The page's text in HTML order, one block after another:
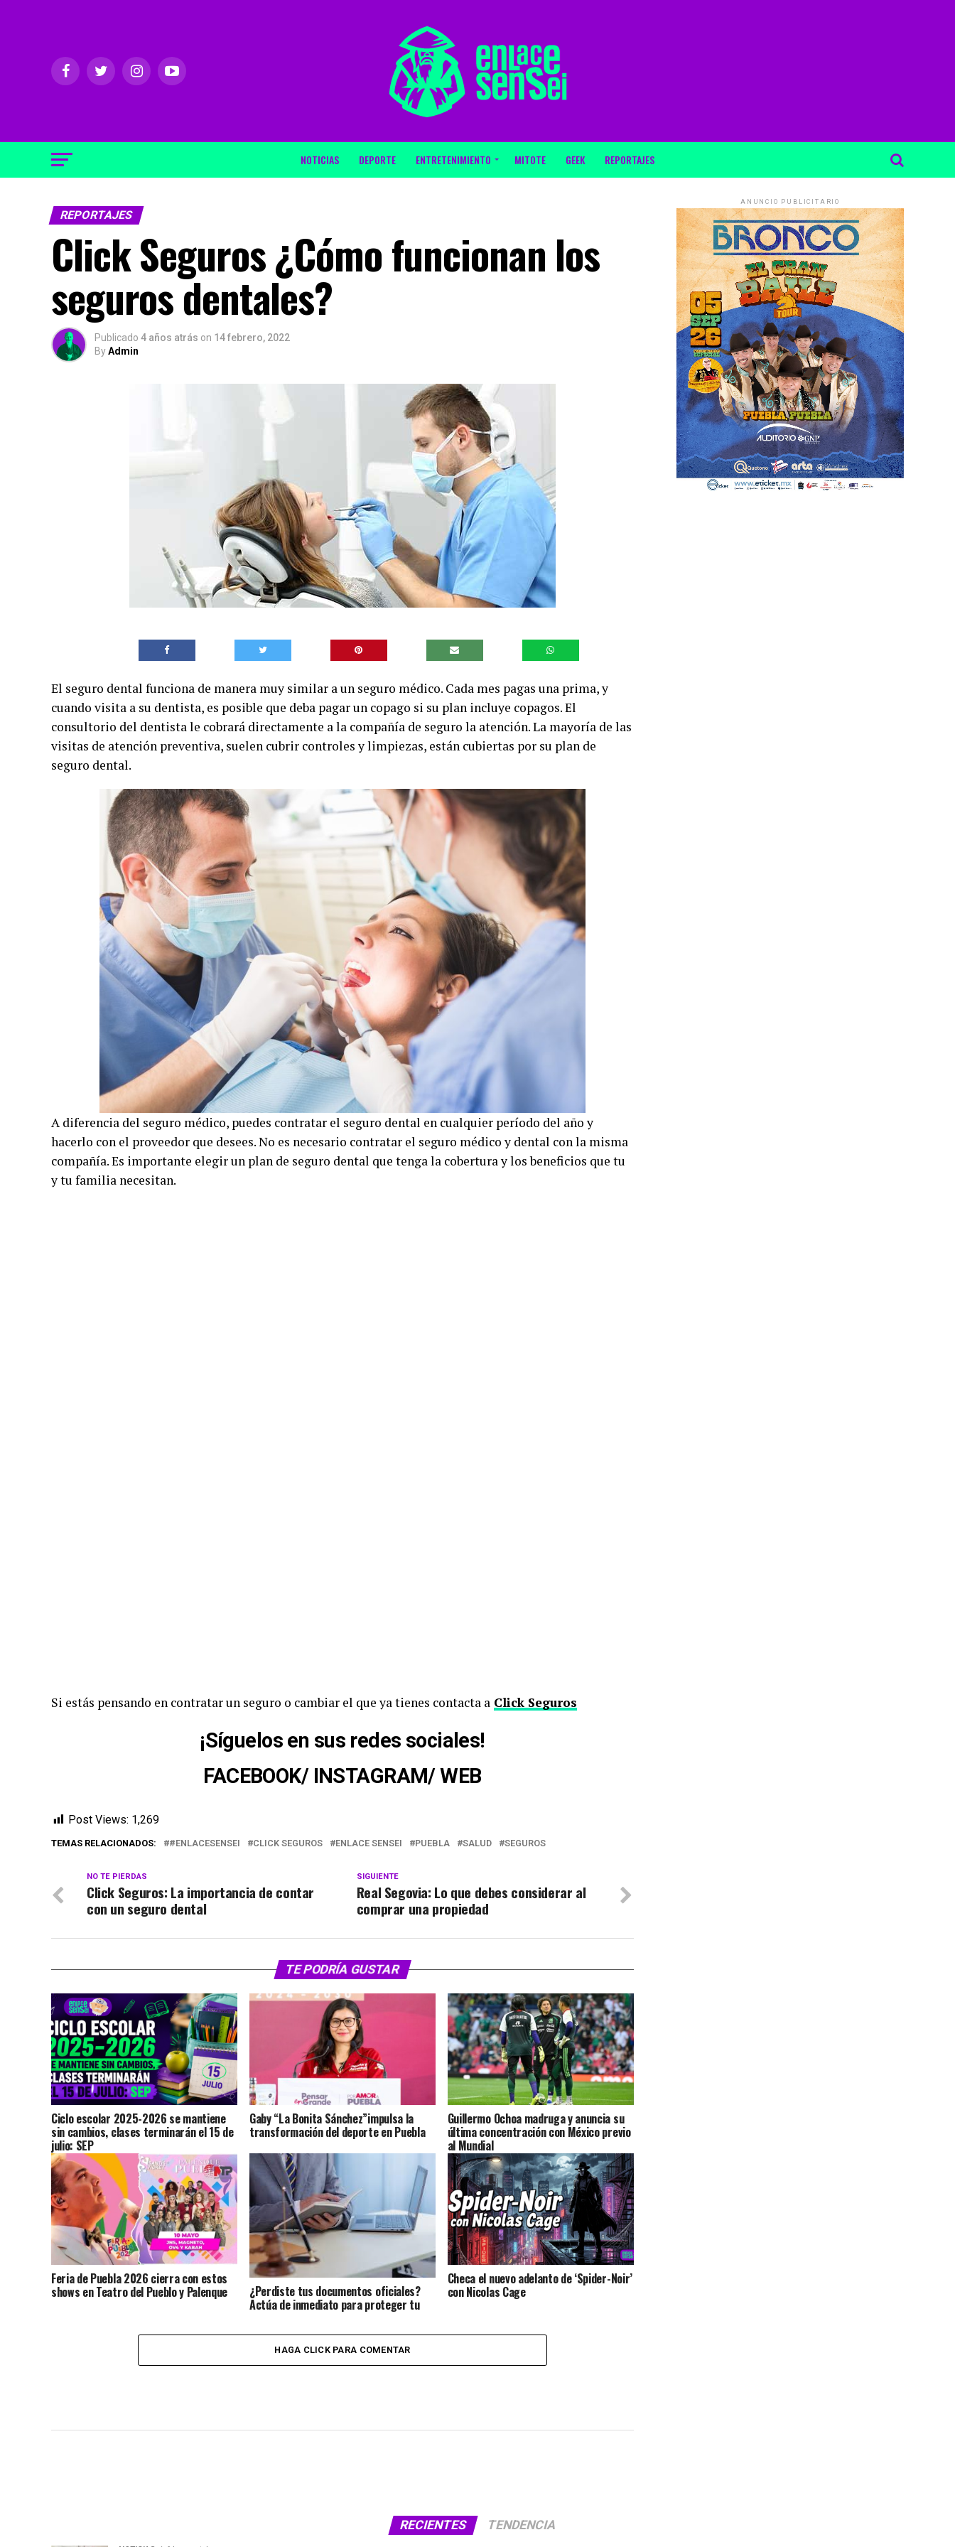
NOTICIAS DEPORTE ENTRETENIMIENTO MITOTE GEEK REPORTAJES
REPORTAJES
Click Seguros ¿Cómo funcionan los
seguros dentales?
Publicado 4 años atrás on 14 febrero, 2022
ByAdmin
El seguro dental funciona de manera muy similar a un seguro médico. Cada mes pagas una prima, y
cuando visita a su dentista, es posible que deba pagar un copago si su plan incluye copagos. El
consultorio del dentista le cobrará directamente a la compañía de seguro la atención. La mayoría de las
visitas de atención preventiva, suelen cubrir controles y limpiezas, están cubiertas por su plan de
seguro dental.
A diferencia del seguro médico, puedes contratar el seguro dental en cualquier período del año y
hacerlo con el proveedor que desees. No es necesario contratar el seguro médico y dental con la misma
compañía. Es importante elegir un plan de seguro dental que tenga la cobertura y los beneficios que tu
y tu familia necesitan.
Si estás pensando en contratar un seguro o cambiar el que ya tienes contacta a Click Seguros
¡Síguelos en sus redes sociales!
FACEBOOK/ INSTAGRAM/WEB
Post Views: 1,269
TEMAS RELACIONADOS: #ENLACESENSEI CLICK SEGUROS ENLACE SENSEI PUEBLA SALUD SEGUROS
SIGUIENTE
Real Segovia: Lo que debes considerar al
comprar una propiedad
NO TE PIERDAS
Click Seguros: La importancia de contar
con un seguro dental
TE PODRÍA GUSTAR
Ciclo escolar 2025-2026 se mantiene
sin cambios, clases terminarán el 15 de
julio: SEP
Gaby “La Bonita Sánchez”impulsa la
transformación del deporte en Puebla
Guillermo Ochoa madruga y anuncia su
última concentración con México previo
al Mundial
Feria de Puebla 2026 cierra con estos
shows en Teatro del Pueblo y Palenque ¿Perdiste tus documentos oficiales?
Actúa de inmediato para proteger tu
Checa el nuevo adelanto de ‘Spider-Noir’
con Nicolas Cage
HAGA CLICK PARA COMENTAR
ANUNCIO PUBLICITARIO
RECIENTES TENDENCIA